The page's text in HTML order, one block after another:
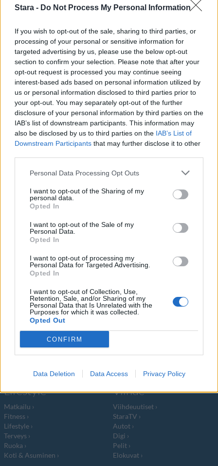
Stara - Do Not Process My Personal Information
If you wish to opt-out of the sale, sharing to third parties, or
processing of your personal or sensitive information for
targeted advertising by us, please use the below opt-out
section to confirm your selection. Please note that after your
opt-out request is processed you may continue seeing
interest-based ads based on personal information utilized by
us or personal information disclosed to third parties prior to
your opt-out. You may separately opt-out of the further
disclosure of your personal information by third parties on the
IAB’s list of downstream participants. This information may
also be disclosed by us to third parties on the IAB’s List of
Downstream Participants that may further disclose it to other
Personal Data Processing Opt Outs
I want to opt-out of the Sharing of my
personal data.
Opted In
I want to opt-out of the Sale of my
Personal Data.
Opted In
I want to opt-out of processing my
Personal Data for Targeted Advertising.
Opted In
I want to opt-out of Collection, Use,
Retention, Sale, and/or Sharing of my
Personal Data that Is Unrelated with the
Purposes for which it was collected.
Opted Out
CONFIRM
Data Deletion Data Access Privacy Policy
Viihdeuutiset
29.5.2014, 10:00
Lukeminen muuttui
lopullisesti! Sinäkin voit nyt
lukea 500 sanaa minuutissa
Kerroimme maaliskuussa mullistavasta
Spritz-sovelluksesta, jonka avulla ihmiset
voivat lukea
Tietoa meistä
Tietosuojalauseke
Lähetä uutisvinkki
Yhteistyössä
Jocka
Lifestyle
Matkailu
Fitness
Lifestyle
Terveys
Ruoka
Koti & Asuminen
Viihde
Viihdeuutiset
StaraTV
Autot
Digi
Pelit
Elokuvat